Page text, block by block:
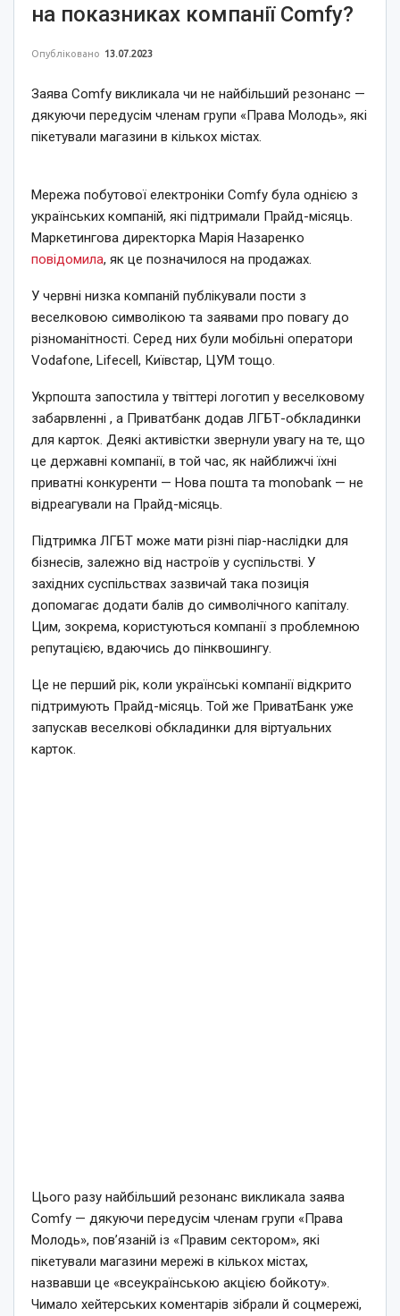
на показниках компанії Comfy?
Опубліковано 13.07.2023
Заява Comfy викликала чи не найбільший резонанс —
дякуючи передусім членам групи «Права Молодь», які
пікетували магазини в кількох містах.
Мережа побутової електроніки Comfy була однією з
українських компаній, які підтримали Прайд-місяць.
Маркетингова директорка Марія Назаренко
повідомила, як це позначилося на продажах.
У червні низка компаній публікували пости з
веселковою символікою та заявами про повагу до
різноманітності. Серед них були мобільні оператори
Vodafone, Lifecell, Київстар, ЦУМ тощо.
Укрпошта запостила у твіттері логотип у веселковому
забарвленні , а Приватбанк додав ЛГБТ-обкладинки
для карток. Деякі активістки звернули увагу на те, що
це державні компанії, в той час, як найближчі їхні
приватні конкуренти — Нова пошта та monobank — не
відреагували на Прайд-місяць.
Підтримка ЛГБТ може мати різні піар-наслідки для
бізнесів, залежно від настроїв у суспільстві. У
західних суспільствах зазвичай така позиція
допомагає додати балів до символічного капіталу.
Цим, зокрема, користуються компанії з проблемною
репутацією, вдаючись до пінквошингу.
Це не перший рік, коли українські компанії відкрито
підтримують Прайд-місяць. Той же ПриватБанк уже
запускав веселкові обкладинки для віртуальних
карток.
Цього разу найбільший резонанс викликала заява
Comfy — дякуючи передусім членам групи «Права
Молодь», пов’язаній із «Правим сектором», які
пікетували магазини мережі в кількох містах,
назвавши це «всеукраїнською акцією бойкоту».
Чимало хейтерських коментарів зібрали й соцмережі,